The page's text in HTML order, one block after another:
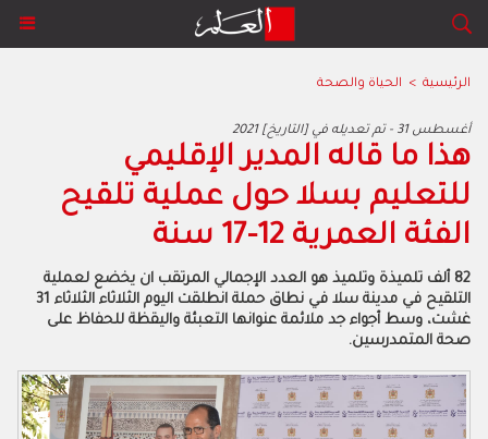
الرئيسية > الحياة والصحة
2021 أغسطس 31 - تم تعديله في [التاريخ]
هذا ما قاله المدير الإقليمي
للتعليم بسلا حول عملية تلقيح
الفئة العمرية 12-17 سنة
82 ألف تلميذة وتلميذ هو العدد الإجمالي المرتقب ان يخضع لعملية
التلقيح في مدينة سلا في نطاق حملة انطلقت اليوم الثلاثاء الثلاثاء 31
غشت، وسط أجواء جد ملائمة عنوانها التعبئة واليقظة للحفاظ على
صحة المتمدرسين.